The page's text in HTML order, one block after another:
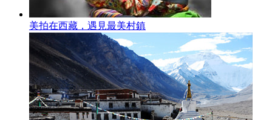
美拍在西藏，遇見最美村鎮